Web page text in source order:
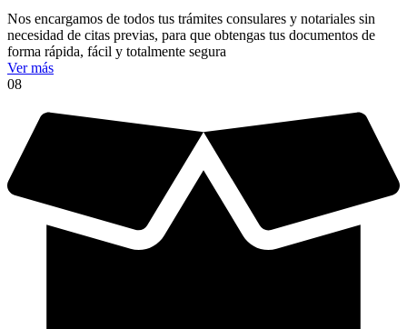
Nos encargamos de todos tus trámites consulares y notariales sin
necesidad de citas previas, para que obtengas tus documentos de
forma rápida, fácil y totalmente segura
Ver más
08